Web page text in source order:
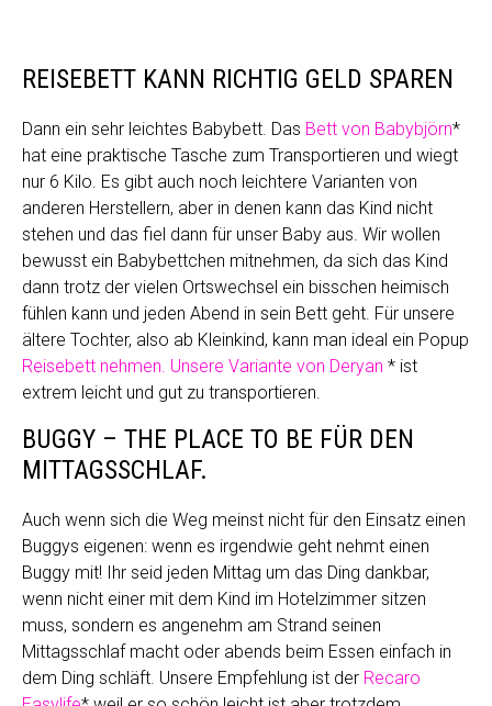
REISEBETT KANN RICHTIG GELD SPAREN
Dann ein sehr leichtes Babybett. Das Bett von Babybjörn*
hat eine praktische Tasche zum Transportieren und wiegt
nur 6 Kilo. Es gibt auch noch leichtere Varianten von
anderen Herstellern, aber in denen kann das Kind nicht
stehen und das fiel dann für unser Baby aus. Wir wollen
bewusst ein Babybettchen mitnehmen, da sich das Kind
dann trotz der vielen Ortswechsel ein bisschen heimisch
fühlen kann und jeden Abend in sein Bett geht. Für unsere
ältere Tochter, also ab Kleinkind, kann man ideal ein Popup
Reisebett nehmen. Unsere Variante von Deryan * ist
extrem leicht und gut zu transportieren.
BUGGY – THE PLACE TO BE FÜR DEN
MITTAGSSCHLAF.
Auch wenn sich die Weg meinst nicht für den Einsatz einen
Buggys eigenen: wenn es irgendwie geht nehmt einen
Buggy mit! Ihr seid jeden Mittag um das Ding dankbar,
wenn nicht einer mit dem Kind im Hotelzimmer sitzen
muss, sondern es angenehm am Strand seinen
Mittagsschlaf macht oder abends beim Essen einfach in
dem Ding schläft. Unsere Empfehlung ist der Recaro